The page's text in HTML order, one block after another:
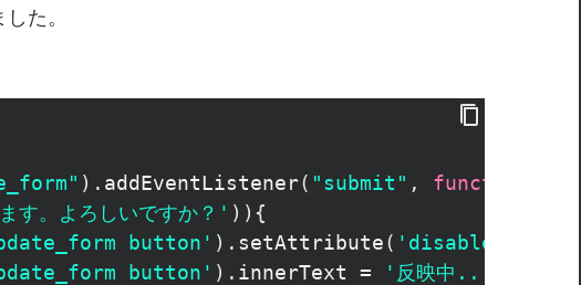
た。
). addEventListener( "submit" , function
す。よろしいですか？' )){
button' ). setAttribute( 'disabled'
button' ). innerText = '反映中...'